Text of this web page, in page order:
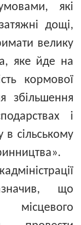
які
дощі,
велику
яке йде на
кормової
збільшення
і
в сільському
що